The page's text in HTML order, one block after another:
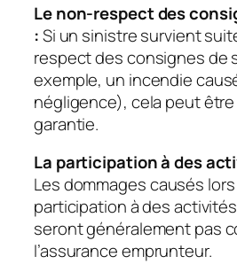
Le non-respect des
:Si un sinistre survient
respect des consignes de
exemple, un incendie
négligence), cela peut
garantie.
La participation à des
Les dommages causés
participation à des
seront généralement pas
l’assurance emprunteur.